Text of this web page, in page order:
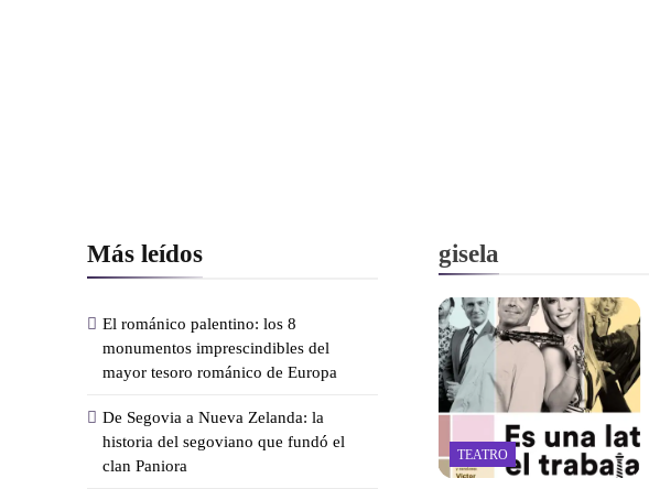
Más leídos
El románico palentino: los 8
monumentos imprescindibles del
mayor tesoro románico de Europa
De Segovia a Nueva Zelanda: la
historia del segoviano que fundó el
clan Paniora
gisela
TEATRO